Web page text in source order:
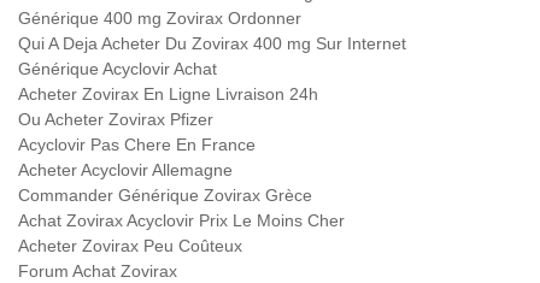
Générique 400 mg Zovirax Ordonner
Qui A Deja Acheter Du Zovirax 400 mg Sur Internet
Générique Acyclovir Achat
Acheter Zovirax En Ligne Livraison 24h
Ou Acheter Zovirax Pfizer
Acyclovir Pas Chere En France
Acheter Acyclovir Allemagne
Commander Générique Zovirax Grèce
Achat Zovirax Acyclovir Prix Le Moins Cher
Acheter Zovirax Peu Coûteux
Forum Achat Zovirax